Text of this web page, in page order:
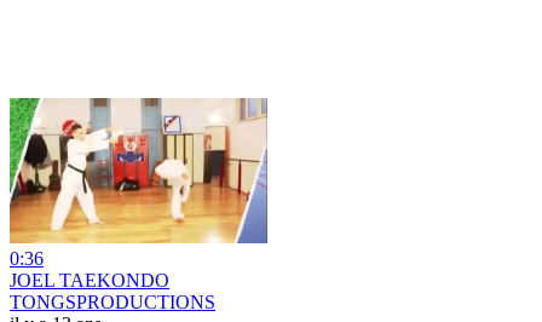
0:36
JOEL TAEKONDO
TONGSPRODUCTIONS